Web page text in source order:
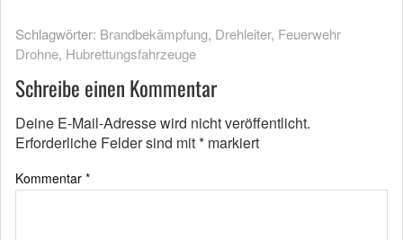
Schlagwörter: Brandbekämpfung, Drehleiter, Feuerwehr
Drohne, Hubrettungsfahrzeuge
Schreibe einen Kommentar
Deine E-Mail-Adresse wird nicht veröffentlicht.
Erforderliche Felder sind mit* markiert
Kommentar *